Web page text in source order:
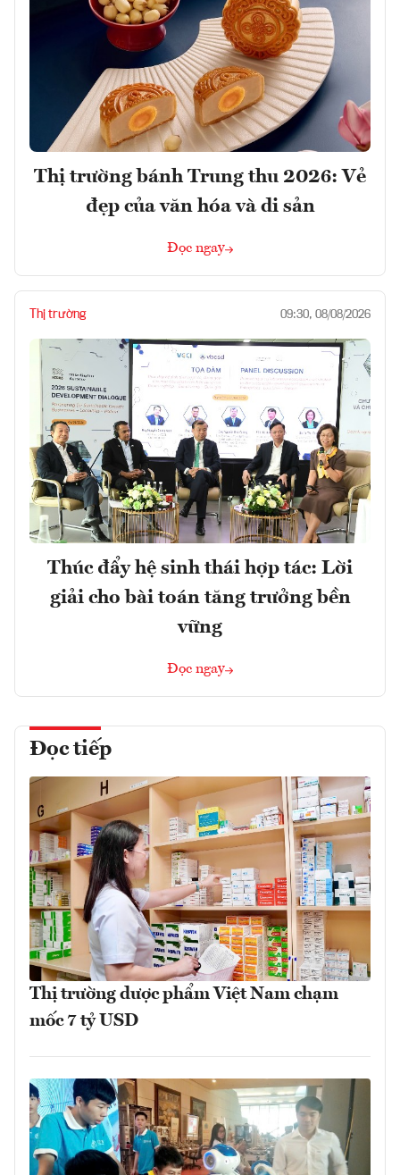
Thị trường bánh Trung thu 2026: Vẻ
đẹp của văn hóa và di sản
Đọc ngay
Thị trường 09:30, 08/08/2026
Thúc đẩy hệ sinh thái hợp tác: Lời
giải cho bài toán tăng trưởng bền
vững
Đọc ngay
Đọc tiếp
Thị trường dược phẩm Việt Nam chạm
mốc 7 tỷ USD